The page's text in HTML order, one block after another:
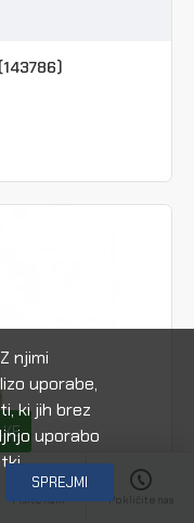
Pišite nam Pokličite nas
SPREJMI
njimi
uporabe,
ki jih brez
uporabo